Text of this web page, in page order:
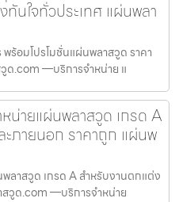
นใจทั่วประเทศ แผ่นพลา
ร้อมโปรโมชั่นแผ่นพลาสวูด ราคา
ด.com —บริการจำหน่าย แ
น่ายแผ่นพลาสวูด เกรด A
ะภายนอก ราคาถูก แผ่นพ
ลาสวูด เกรด A สำหรับงานตกแต่ง
สวูด.com —บริการจำหน่าย